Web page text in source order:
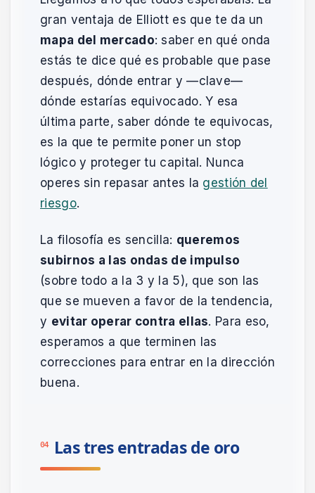
gran ventaja de Elliott es que te da un
mapa del mercado: saber en qué onda
estás te dice qué es probable que pase
después, dónde entrar y —clave—
dónde estarías equivocado. Y esa
última parte, saber dónde te equivocas,
es la que te permite poner un stop
lógico y proteger tu capital. Nunca
operes sin repasar antes la gestión del
riesgo.
La filosofía es sencilla: queremos
subirnos a las ondas de impulso
(sobre todo a la 3 y la 5), que son las
que se mueven a favor de la tendencia,
y evitar operar contra ellas. Para eso,
esperamos a que terminen las
correcciones para entrar en la dirección
buena.
04 Las tres entradas de oro